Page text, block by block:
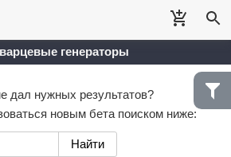
генераторы
дал нужных результатов?
новым бета поиском ниже: